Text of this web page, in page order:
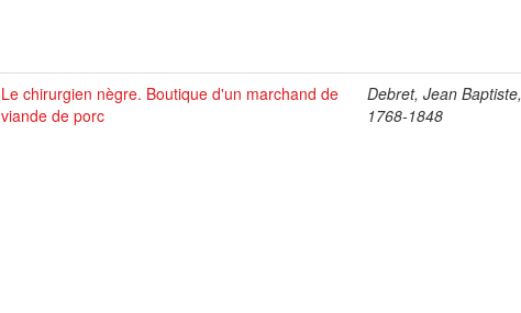
Le chirurgien nègre. Boutique d'un marchand de
viande de porc
Debret, Jean Baptiste,
1768-1848